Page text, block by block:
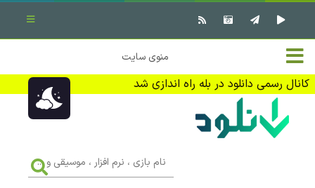
خانه
تماس با ما
تبلیغات
منوی سایت
کانال رسمی دانلود در بله راه اندازی شد
✖ بستن منو
نرم افزار کامپیوتر
بازی کامپیوتر
بازی
،